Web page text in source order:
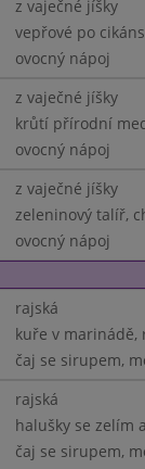
z vaječné jíšky
vepřové po
ovocný nápoj
z vaječné jíšky
krůtí přírodní
ovocný nápoj
z vaječné jíšky
zeleninový talíř,
ovocný nápoj
rajská
kuře v marinádě,
čaj se sirupem,
rajská
halušky se zelím
čaj se sirupem,